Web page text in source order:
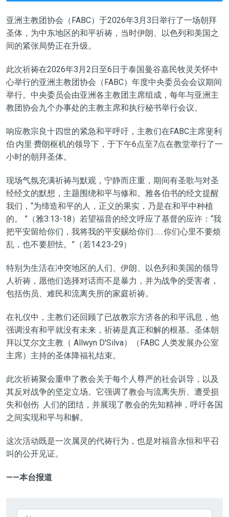
亚洲主教团协会（FABC）于2026年3月3日举行了一场朝拜
圣体，为中东地区的和平祈祷，当时伊朗、以色列和美国之
间的紧张局势正在升级。
此次祈祷在2026年3月2日至6日于泰国曼谷嘉民牧灵关怀中
心举行的亚洲主教团协会（FABC）年度中央委员会会议期间
举行。中央委员会由亚洲各主教团主席组成，每年与亚洲主
教团协会九个办事处的主教主席和执行秘书举行会议。
响应教宗良十四世的紧急和平呼吁，主教们在FABC主席斐利
伯·内里·费朗枢机的领导下，于下午6点至7点在教堂举行了一
小时的朝拜圣体。
现场气氛充满祈祷与默观，宁静而庄重，期间有圣歌与对圣
经经文的默想，主题围绕和平与修和。雅各伯书的经文提醒
我们，“为缔造和平的人，正义的果实，乃是在和平中种植
的。
”（雅3:13-18）若望福音的经文呼应了基督的应许：“我
把平安留给你们，我将我的平安赐给你们……你们心里不要烦
乱，也不要胆怯。”（若14:23-29）
特别为生活在冲突地区的人们、伊朗、以色列和美国的领导
人祈祷，愿他们选择对话而不是暴力，并为战争的受害者，
包括伤员、难民和流离失所的家庭祈祷。
在礼仪中，主教们还回顾了已故教宗方济各的和平讯息，他
强调没有和平就没有未来，祈祷是真正和解的根基。圣体朝
拜以艾尔文主教（ Allwyn D'Silva）（FABC 人类发展办公室
主席）主持的圣体降福礼结束。
此次祈祷聚会重申了教会关于每个人尊严的社会训导，以及
其反对战争的坚定立场。它强调了教会与流离失所、遭受损
失和创伤 人们的团结，并展现了教会的先知精神，呼吁各国
之间实现和平与和解。
这次活动既是一次属灵的代祷行为，也是对福音永恒和平召
叫的公开见证。
——本台报道